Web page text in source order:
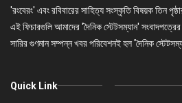
'রংবেরং' এবং রবিবারের সাহিত্য সংস্কৃতি বিষয়ক তিন
এই ফিচারগুলি আমাদের 'দৈনিক স্টেটসম্যান'
সারির গুণমান সম্পন্ন খবর পরিবেশনই হল 'দৈনিক
Quick Link